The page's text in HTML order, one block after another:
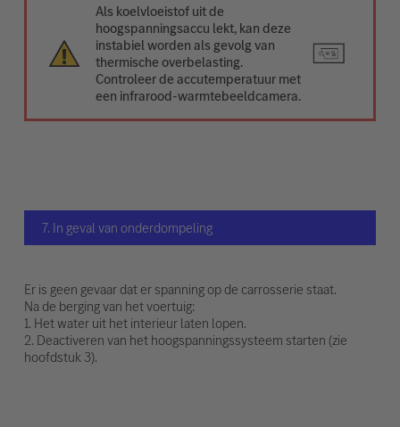
Als koelvloeistof uit de
hoogspanningsaccu lekt, kan deze
instabiel worden als gevolg van
thermische overbelasting.
Controleer de accutemperatuur met
een infrarood-warmtebeeldcamera.
7. In geval van onderdompeling
Er is geen gevaar dat er spanning op de carrosserie staat.
Na de berging van het voertuig:
1. Het water uit het interieur laten lopen.
2. Deactiveren van het hoogspanningssysteem starten (zie
hoofdstuk 3).